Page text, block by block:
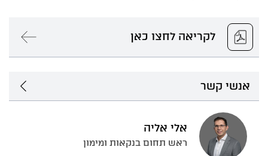
לקריאה לחצו כאן
אנשי קשר
אלי אליה
ראש תחום בנקאות ומימון